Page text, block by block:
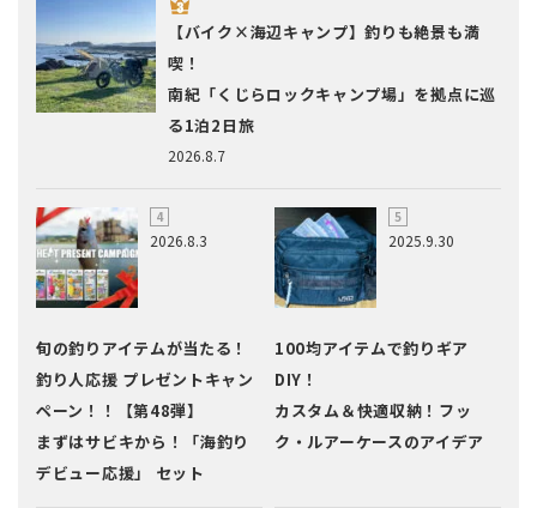
2026.8.7
【バイク×海辺キャンプ】釣りも絶景も満
喫！
南紀「くじらロックキャンプ場」を拠点に巡
る1泊2日旅
2026.8.3
旬の釣りアイテムが当たる！
釣り人応援 プレゼントキャン
ペーン！！【第48弾】
まずはサビキから！「海釣り
デビュー応援」 セット
2025.9.30
100均アイテムで釣りギア
DIY！
カスタム＆快適収納！フッ
ク・ルアーケースのアイデア